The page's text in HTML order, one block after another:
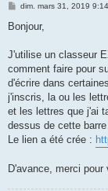
M
s
g
dim. mars 31, 2019
Bonjour,
J'utilise un classeur
comment faire pour
d'écrire dans
j'inscris, la ou les
et les lettres que j'ai
dessus de cette
Le lien a été crée :
D'avance, merci pour